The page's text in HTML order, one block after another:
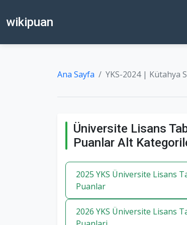
wikipuan
Ana Sayfa YKS-2024 | Kütahya
Üniversite Lisans
Puanlar Alt
2025 YKS Üniversite Lisans
Puanlar
2026 YKS Üniversite Lisans